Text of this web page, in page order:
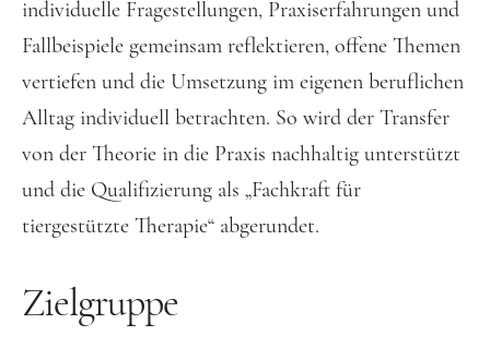
individuelle Fragestellungen, Praxiserfahrungen und
Fallbeispiele gemeinsam reflektieren, offene Themen
vertiefen und die Umsetzung im eigenen beruflichen
Alltag individuell betrachten. So wird der Transfer
von der Theorie in die Praxis nachhaltig unterstützt
und die Qualifizierung als „Fachkraft für
tiergestützte Therapie“ abgerundet.
Zielgruppe